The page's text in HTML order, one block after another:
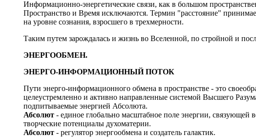
Информационно-энергетические связи, как в большом
Пространство и Время исключаются. Термин "расстояние"
на уровне сознания, взросшего в трехмерности.
Таким путем зарождалась и жизнь во Вселенной, по стройной и
ЭНЕРГООБМЕН.
ЭНЕРГО-ИНФОРМАЦИОННЫЙ ПОТОК
Пути энерго-информационного обмена в пространстве - это
целеустремленно и активно направленные системой Высшего
подпитываемые энергией Абсолюта.
Абсолют - единое глобально масштабное поле энергии,
творческие потенциалы духоматерии.
Абсолют - регулятор энергообмена и создатель галактик.